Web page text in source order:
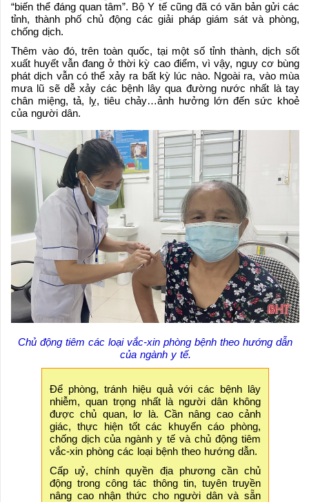
“biến thể đáng quan tâm”. Bộ Y tế cũng đã có văn bản gửi các
tỉnh, thành phố chủ động các giải pháp giám sát và phòng,
chống dịch.
Thêm vào đó, trên toàn quốc, tại một số tỉnh thành, dịch sốt
xuất huyết vẫn đang ở thời kỳ cao điểm, vì vậy, nguy cơ bùng
phát dịch vẫn có thể xảy ra bất kỳ lúc nào. Ngoài ra, vào mùa
mưa lũ sẽ dễ xảy các bệnh lây qua đường nước nhất là tay
chân miệng, tả, lỵ, tiêu chảy…ảnh hưởng lớn đến sức khoẻ
của người dân.
Chủ động tiêm các loại vắc-xin phòng bệnh theo hướng dẫn
của ngành y tế.
Để phòng, tránh hiệu quả với các bệnh lây
nhiễm, quan trọng nhất là người dân không
được chủ quan, lơ là. Cần nâng cao cảnh
giác, thực hiện tốt các khuyến cáo phòng,
chống dịch của ngành y tế và chủ động tiêm
vắc-xin phòng các loại bệnh theo hướng dẫn.
Cấp uỷ, chính quyền địa phương cần chủ
động trong công tác thông tin, tuyên truyền
nâng cao nhận thức cho người dân và sẵn